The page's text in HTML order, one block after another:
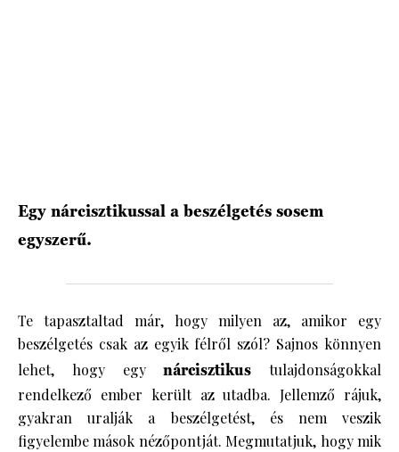
Egy nárcisztikussal a beszélgetés sosem
egyszerű.
Te tapasztaltad már, hogy milyen az, amikor egy
beszélgetés csak az egyik félről szól? Sajnos könnyen
lehet, hogy egynárcisztikus tulajdonságokkal
rendelkező ember került az utadba. Jellemző rájuk,
gyakran uralják a beszélgetést, és nem veszik
figyelembe mások nézőpontját. Megmutatjuk, hogy mik